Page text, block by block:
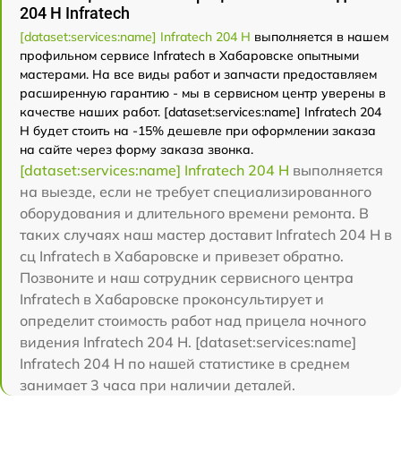
204 Н Infratech
[dataset:services:name] Infratech 204 Н выполняется в нашем
профильном сервисе Infratech в Хабаровске опытными
мастерами. На все виды работ и запчасти предоставляем
расширенную гарантию - мы в сервисном центр уверены в
качестве наших работ. [dataset:services:name] Infratech 204
Н будет стоить на -15% дешевле при оформлении заказа
на сайте через форму заказа звонка.
[dataset:services:name] Infratech 204 Н выполняется
на выезде, если не требует специализированного
оборудования и длительного времени ремонта. В
таких случаях наш мастер доставит Infratech 204 Н в
сц Infratech в Хабаровске и привезет обратно.
Позвоните и наш сотрудник сервисного центра
Infratech в Хабаровске проконсультирует и
определит стоимость работ над прицела ночного
видения Infratech 204 Н. [dataset:services:name]
Infratech 204 Н по нашей статистике в среднем
занимает 3 часа при наличии деталей.